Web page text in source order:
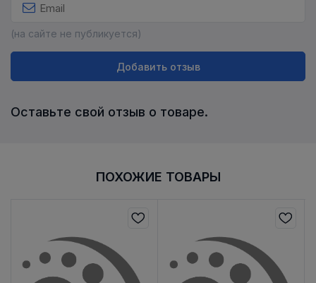
(на сайте не публикуется)
Добавить отзыв
Оставьте свой отзыв о товаре.
ПОХОЖИЕ ТОВАРЫ